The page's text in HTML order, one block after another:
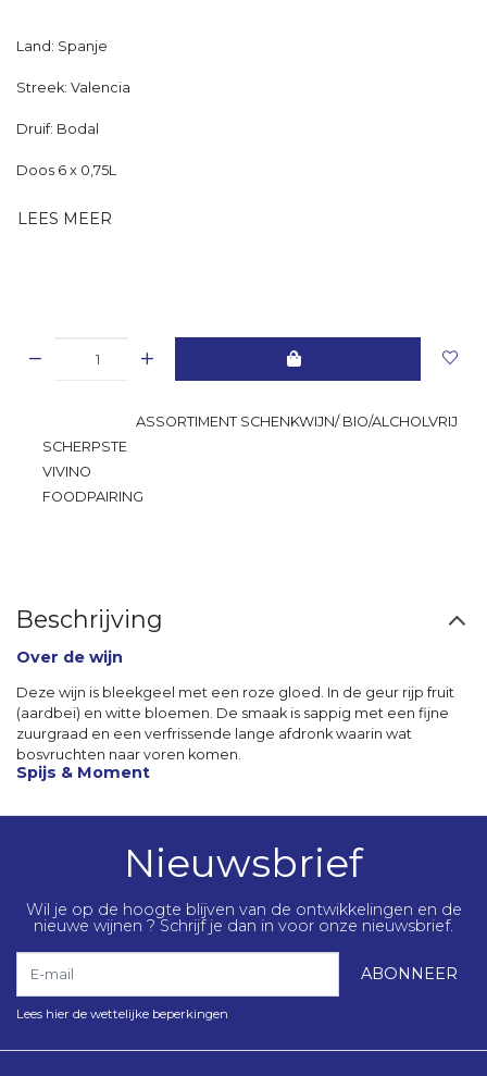
Land: Spanje
Streek: Valencia
Druif: Bodal
Doos 6 x 0,75L
LEES MEER
ASSORTIMENT SCHENKWIJN/ BIO/ALCHOLVRIJ
SCHERPSTE
VIVINO
FOODPAIRING
Beschrijving
Over de wijn
Deze wijn is bleekgeel met een roze gloed. In de geur rijp fruit
(aardbei) en witte bloemen. De smaak is sappig met een fijne
zuurgraad en een verfrissende lange afdronk waarin wat
bosvruchten naar voren komen.
Spijs & Moment
Nieuwsbrief
Wil je op de hoogte blijven van de ontwikkelingen en de
nieuwe wijnen ? Schrijf je dan in voor onze nieuwsbrief.
ABONNEER
Lees hier de wettelijke beperkingen